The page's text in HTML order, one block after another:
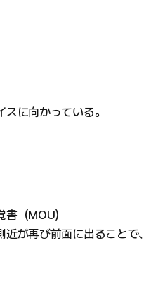
に向かっている。
（MOU）
が再び前面に出ることで、